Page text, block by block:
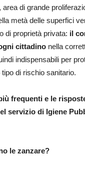
di grande
metà delle superfici
di proprietà privata: il
cittadinonella
indispensabili per
di rischio sanitario.
frequenti e le
servizio di Igiene
le zanzare?